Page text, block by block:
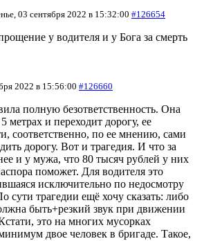
03 сентября 2022 в 15:32:00 #126654
у водителя и у Бога за смерть
2022 в 15:56:00 #126660
полную безответственность. Она
метрах и переходит дорогу, ее
соответственно, по ее мнению, сами
дорогу. Вот и трагедия. И что за
и у мужа, что 80 тысяч рублей у них
поможет. Для водителя это
исключительно по недосмотру
сути трагедии ещё хочу сказать: либо
быть+резкий звук при движении
это на многих мусорках
двое человек в бригаде. Такое,